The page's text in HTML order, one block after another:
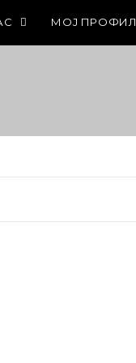
МОЈ ПРОФИЛ